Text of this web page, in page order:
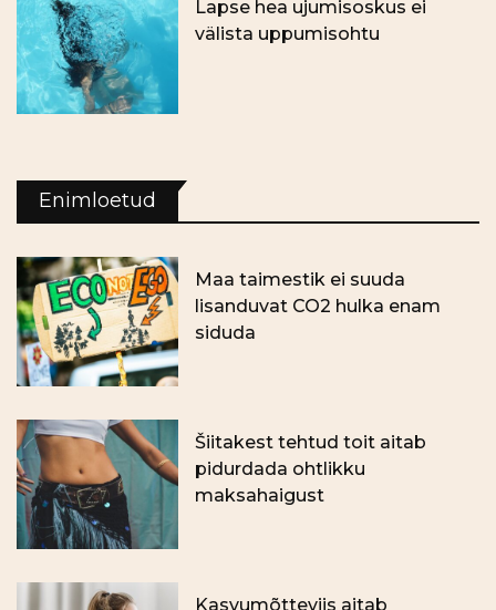
Lapse hea ujumisoskus ei
välista uppumisohtu
Enimloetud
Maa taimestik ei suuda
lisanduvat CO2 hulka enam
siduda
Šiitakest tehtud toit aitab
pidurdada ohtlikku
maksahaigust
Kasvumõtteviis aitab